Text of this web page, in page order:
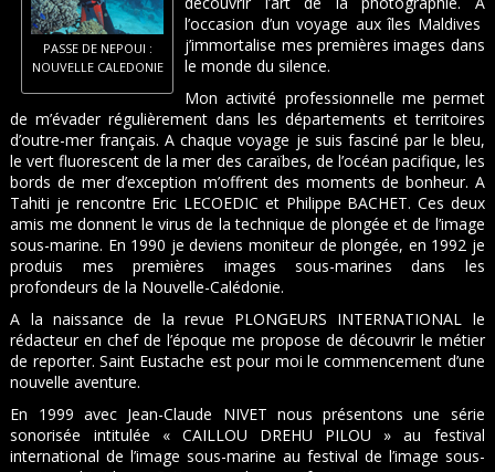
PASSE DE NEPOUI :
NOUVELLE CALEDONIE
l’occasion d’un voyage aux îles Maldives
j’immortalise mes premières images dans
le monde du silence.
Mon activité professionnelle me permet
de m’évader régulièrement dans les départements et territoires
d’outre-mer français. A chaque voyage je suis fasciné par le bleu,
le vert fluorescent de la mer des caraïbes, de l’océan pacifique, les
bords de mer d’exception m’offrent des moments de bonheur. A
Tahiti je rencontre Eric LECOEDIC et Philippe BACHET. Ces deux
amis me donnent le virus de la technique de plongée et de l’image
sous-marine. En 1990 je deviens moniteur de plongée, en 1992 je
produis mes premières images sous-marines dans les
profondeurs de la Nouvelle-Calédonie.
A la naissance de la revue PLONGEURS INTERNATIONAL le
rédacteur en chef de l’époque me propose de découvrir le métier
de reporter. Saint Eustache est pour moi le commencement d’une
nouvelle aventure.
En 1999 avec Jean-Claude NIVET nous présentons une série
sonorisée intitulée « CAILLOU DREHU PILOU » au festival
international de l’image sous-marine au festival de l’image sous-